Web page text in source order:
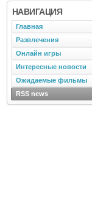
НАВИГАЦИЯ
Главная
Развлечения
Онлайн игры
Интересные новости
Ожидаемые фильмы
RSS news